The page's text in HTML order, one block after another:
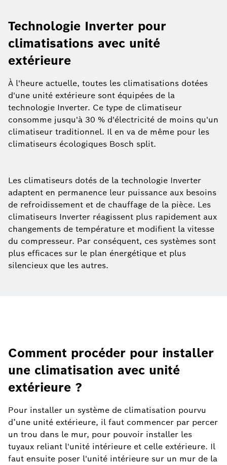
Technologie Inverter pour
climatisations avec unité
extérieure
À l'heure actuelle, toutes les climatisations dotées
d'une unité extérieure sont équipées de la
technologie Inverter. Ce type de climatiseur
consomme jusqu'à 30 % d'électricité de moins qu'un
climatiseur traditionnel. Il en va de même pour les
climatiseurs écologiques Bosch split.
Les climatiseurs dotés de la technologie Inverter
adaptent en permanence leur puissance aux besoins
de refroidissement et de chauffage de la pièce. Les
climatiseurs Inverter réagissent plus rapidement aux
changements de température et modifient la vitesse
du compresseur. Par conséquent, ces systèmes sont
plus efficaces sur le plan énergétique et plus
silencieux que les autres.
Comment procéder pour installer
une climatisation avec unité
extérieure ?
Pour installer un système de climatisation pourvu
d’une unité extérieure, il faut commencer par percer
un trou dans le mur, pour pouvoir installer les
tuyaux reliant l'unité intérieure et celle extérieure. Il
faut ensuite poser l'unité intérieure sur un mur de la